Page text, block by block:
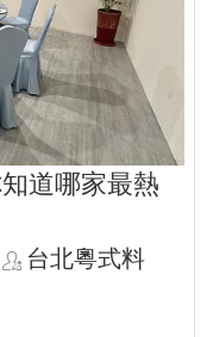
道哪家最熱
台北粵式料